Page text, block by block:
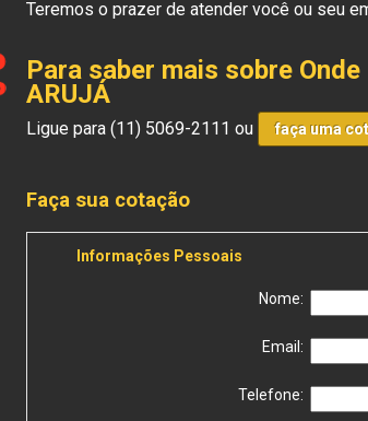
Teremos o prazer de atender você ou seu
Para saber mais sobre
ARUJÁ
Ligue para(11) 5069-2111 ou faça uma
Faça sua cotação
Informações Pessoais
Nome:
Email:
Telefone: